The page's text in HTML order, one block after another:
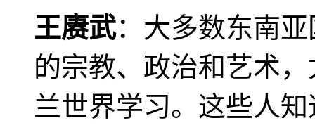
王赓武：大多数东南
的宗教、政治和艺术
兰世界学习。这些人